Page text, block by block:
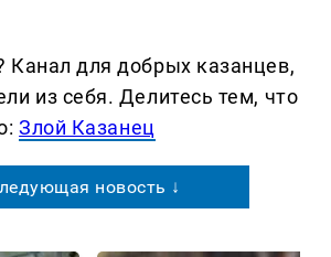
Канал для добрых казанцев,
из себя. Делитеcь тем, что
Злой Казанец
новость ↓